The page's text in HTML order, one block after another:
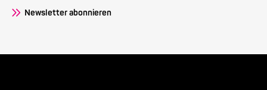
Newsletter abonnieren